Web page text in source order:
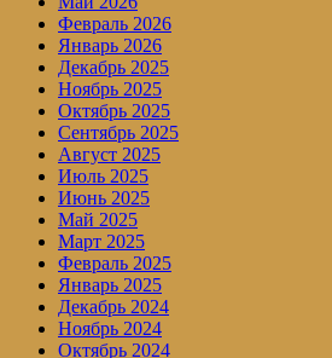
Февраль 2026
Январь 2026
Декабрь 2025
Ноябрь 2025
Октябрь 2025
Сентябрь 2025
Август 2025
Июль 2025
Июнь 2025
Май 2025
Март 2025
Февраль 2025
Январь 2025
Декабрь 2024
Ноябрь 2024
Октябрь 2024